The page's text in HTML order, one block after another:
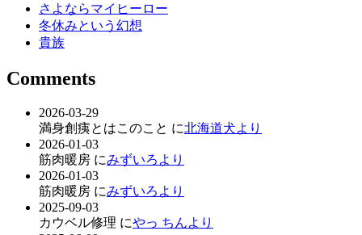
さよならマイヒーロー
冬休みという幻想
貴族
Comments
2026-03-29
満身創痍とはこのこと に北海道犬より
2026-01-03
筋肉暖房 にみずいろより
2026-01-03
筋肉暖房 にみずいろより
2025-09-03
カウベル修理 にやっ ちんより